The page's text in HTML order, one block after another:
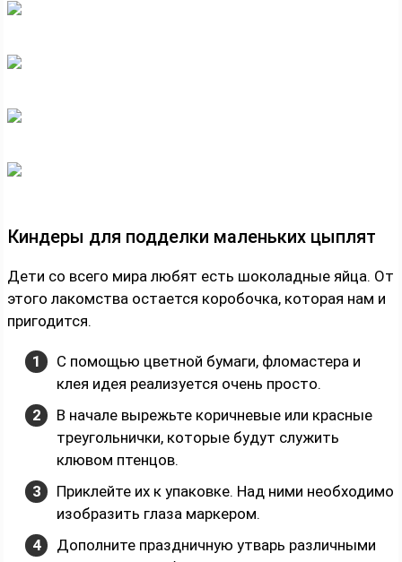
Киндеры для подделки маленьких цыплят
Дети со всего мира любят есть шоколадные яйца. От
этого лакомства остается коробочка, которая нам и
пригодится.
С помощью цветной бумаги, фломастера и
клея идея реализуется очень просто.
В начале вырежьте коричневые или красные
треугольнички, которые будут служить
клювом птенцов.
Приклейте их к упаковке. Над ними необходимо
изобразить глаза маркером.
Дополните праздничную утварь различными